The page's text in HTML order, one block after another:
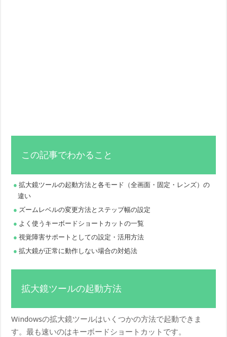
この記事でわかること
拡大鏡ツールの起動方法と各モード（全画面・固定・レンズ）の
違い
ズームレベルの変更方法とステップ幅の設定
よく使うキーボードショートカットの一覧
視覚障害サポートとしての設定・活用方法
拡大鏡が正常に動作しない場合の対処法
拡大鏡ツールの起動方法
Windowsの拡大鏡ツールはいくつかの方法で起動できま
す。最も速いのはキーボードショートカットです。